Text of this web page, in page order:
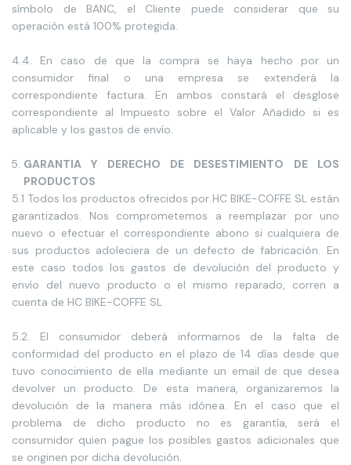
símbolo de BANC, el Cliente puede considerar que su
operación está 100% protegida.
4.4. En caso de que la compra se haya hecho por un
consumidor final o una empresa se extenderá la
correspondiente factura. En ambos constará el desglose
correspondiente al Impuesto sobre el Valor Añadido si es
aplicable y los gastos de envío.
GARANTIA Y DERECHO DE DESESTIMIENTO DE LOS
PRODUCTOS
5.1 Todos los productos ofrecidos por HC BIKE-COFFE SL están
garantizados. Nos comprometemos a reemplazar por uno
nuevo o efectuar el correspondiente abono si cualquiera de
sus productos adoleciera de un defecto de fabricación. En
este caso todos los gastos de devolución del producto y
envío del nuevo producto o el mismo reparado, corren a
cuenta de HC BIKE-COFFE SL
5.2. El consumidor deberá informarnos de la falta de
conformidad del producto en el plazo de 14 días desde que
tuvo conocimiento de ella mediante un email de que desea
devolver un producto. De esta manera, organizaremos la
devolución de la manera más idónea. En el caso que el
problema de dicho producto no es garantía, será el
consumidor quien pague los posibles gastos adicionales que
se originen por dicha devolución.